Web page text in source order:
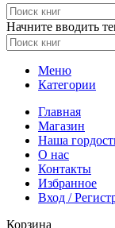
Начните вводить
Меню
Категории
Главная
Магазин
Наша
О нас
Контакты
Избранное
Вход /
Корзина